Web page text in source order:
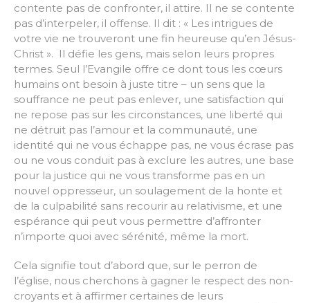
contente pas de confronter, il attire. Il ne se contente
pas d’interpeler, il offense. Il dit : « Les intrigues de
votre vie ne trouveront une fin heureuse qu’en Jésus-
Christ ». Il défie les gens, mais selon leurs propres
termes. Seul l’Evangile offre ce dont tous les cœurs
humains ont besoin à juste titre – un sens que la
souffrance ne peut pas enlever, une satisfaction qui
ne repose pas sur les circonstances, une liberté qui
ne détruit pas l’amour et la communauté, une
identité qui ne vous échappe pas, ne vous écrase pas
ou ne vous conduit pas à exclure les autres, une base
pour la justice qui ne vous transforme pas en un
nouvel oppresseur, un soulagement de la honte et
de la culpabilité sans recourir au relativisme, et une
espérance qui peut vous permettre d’affronter
n’importe quoi avec sérénité, même la mort.
Cela signifie tout d’abord que, sur le perron de
l’église, nous cherchons à gagner le respect des non-
croyants et à affirmer certaines de leurs